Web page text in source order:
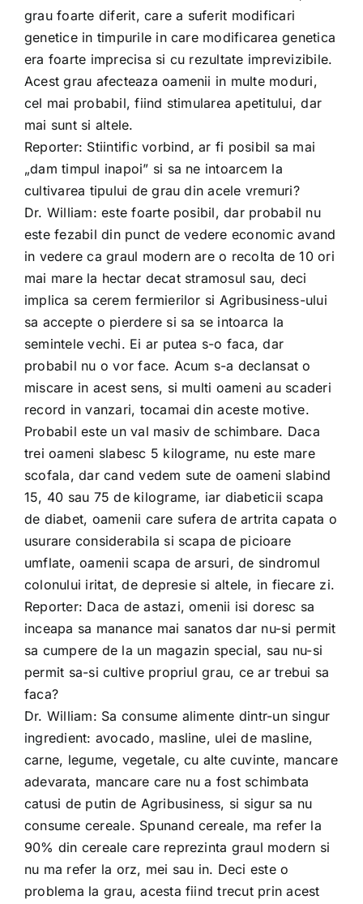
grau foarte diferit, care a suferit modificari
genetice in timpurile in care modificarea genetica
era foarte imprecisa si cu rezultate imprevizibile.
Acest grau afecteaza oamenii in multe moduri,
cel mai probabil, fiind stimularea apetitului, dar
mai sunt si altele.
Reporter: Stiintific vorbind, ar fi posibil sa mai
„dam timpul inapoi” si sa ne intoarcem la
cultivarea tipului de grau din acele vremuri?
Dr. William: este foarte posibil, dar probabil nu
este fezabil din punct de vedere economic avand
in vedere ca graul modern are o recolta de 10 ori
mai mare la hectar decat stramosul sau, deci
implica sa cerem fermierilor si Agribusiness-ului
sa accepte o pierdere si sa se intoarca la
semintele vechi. Ei ar putea s-o faca, dar
probabil nu o vor face. Acum s-a declansat o
miscare in acest sens, si multi oameni au scaderi
record in vanzari, tocamai din aceste motive.
Probabil este un val masiv de schimbare. Daca
trei oameni slabesc 5 kilograme, nu este mare
scofala, dar cand vedem sute de oameni slabind
15, 40 sau 75 de kilograme, iar diabeticii scapa
de diabet, oamenii care sufera de artrita capata o
usurare considerabila si scapa de picioare
umflate, oamenii scapa de arsuri, de sindromul
colonului iritat, de depresie si altele, in fiecare zi.
Reporter: Daca de astazi, omenii isi doresc sa
inceapa sa manance mai sanatos dar nu-si permit
sa cumpere de la un magazin special, sau nu-si
permit sa-si cultive propriul grau, ce ar trebui sa
faca?
Dr. William: Sa consume alimente dintr-un singur
ingredient: avocado, masline, ulei de masline,
carne, legume, vegetale, cu alte cuvinte, mancare
adevarata, mancare care nu a fost schimbata
catusi de putin de Agribusiness, si sigur sa nu
consume cereale. Spunand cereale, ma refer la
90% din cereale care reprezinta graul modern si
nu ma refer la orz, mei sau in. Deci este o
problema la grau, acesta fiind trecut prin acest